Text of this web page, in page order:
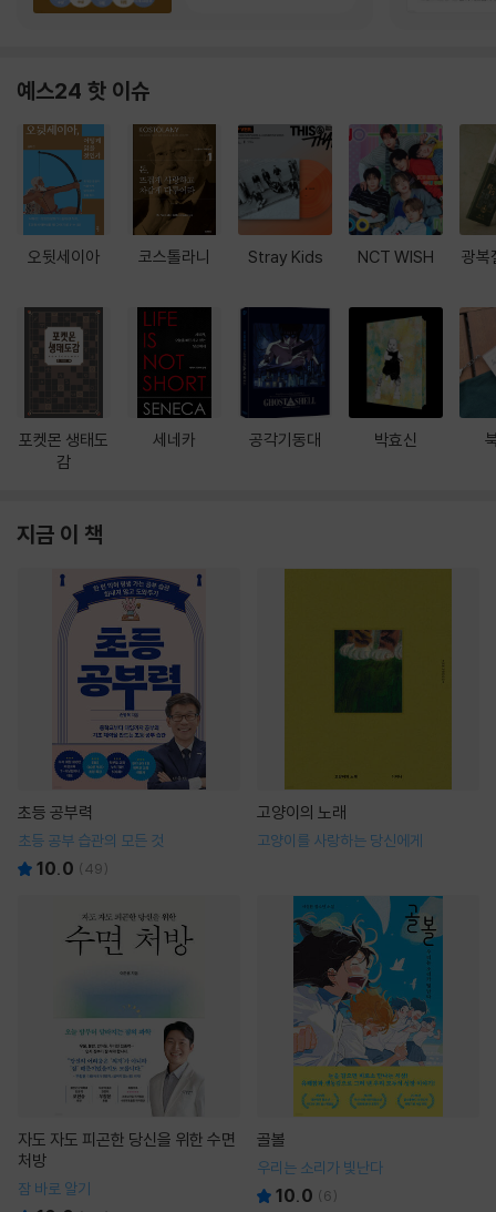
예스24 핫 이슈
오뒷세이아
포켓몬 생태도
감
코스톨라니
세네카
Stray Kids
공각기동대
NCT WISH
박효신
광복
지금 이 책
초등 공부력
초등 공부 습관의 모든 것
10.0 (49)
고양이의 노래
고양이를 사랑하는 당신에게
자도 자도 피곤한 당신을 위한 수면
처방
잠 바로 알기
골볼
우리는 소리가 빛난다
10.0 (6)